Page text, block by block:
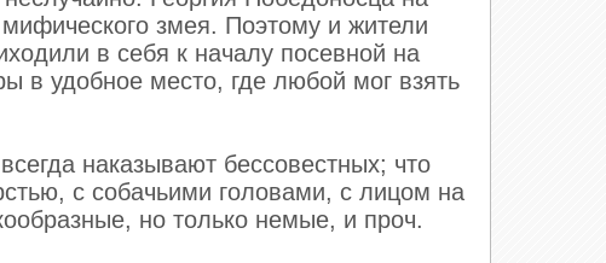
змея . Поэтому и жители
в себя к началу посевной на
в удобное место, где любой мог взять
наказывают бессовестных; что
с собачьими головами, с лицом на
но только немые, и проч.